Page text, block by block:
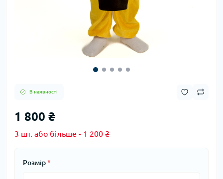
В наявності
1 800 ₴
3 шт. або більше - 1 200 ₴
Розмір*